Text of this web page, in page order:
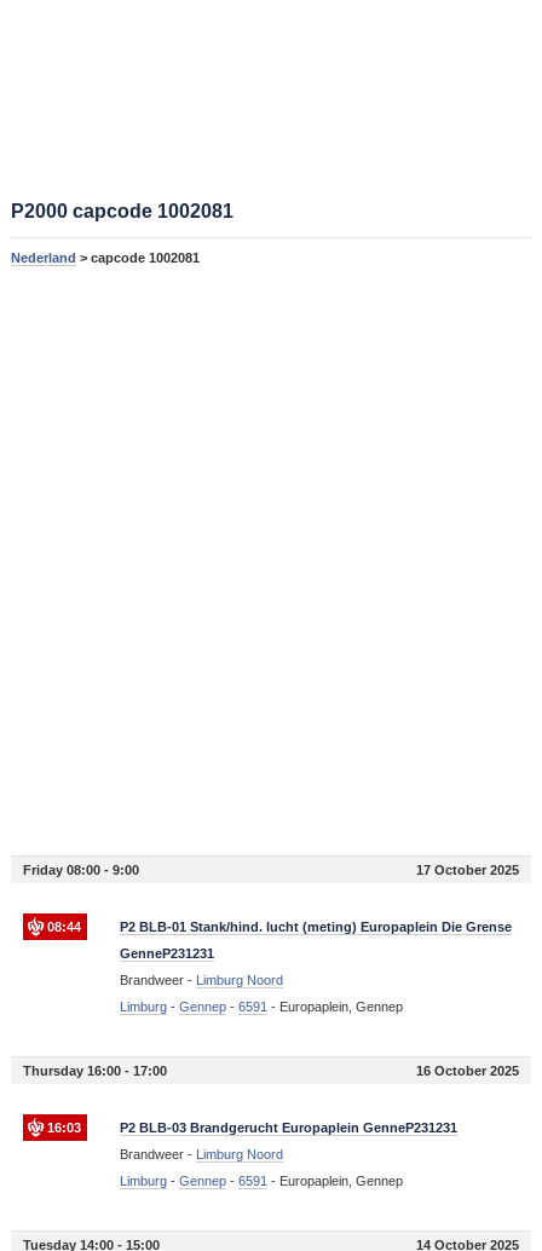
P2000 capcode 1002081
Nederland > capcode 1002081
Friday 08:00 - 9:00 17 October 2025
08:44
P2 BLB-01 Stank/hind. lucht (meting) Europaplein Die Grense
GenneP231231
Brandweer - Limburg Noord
Limburg- Gennep- 6591 - Europaplein, Gennep
Thursday 16:00 - 17:00 16 October 2025
16:03
P2 BLB-03 Brandgerucht Europaplein GenneP231231
Brandweer - Limburg Noord
Limburg- Gennep- 6591 - Europaplein, Gennep
Tuesday 14:00 - 15:00 14 October 2025